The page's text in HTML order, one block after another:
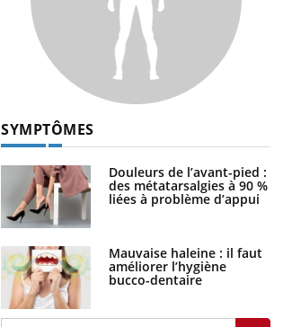
VIH : la fin du comprimé tous les
SYMPTÔMES
Douleurs de l’avant-pied :
des métatarsalgies à 90 %
liées à problème d’appui
Mauvaise haleine : il faut
améliorer l’hygiène
bucco-dentaire